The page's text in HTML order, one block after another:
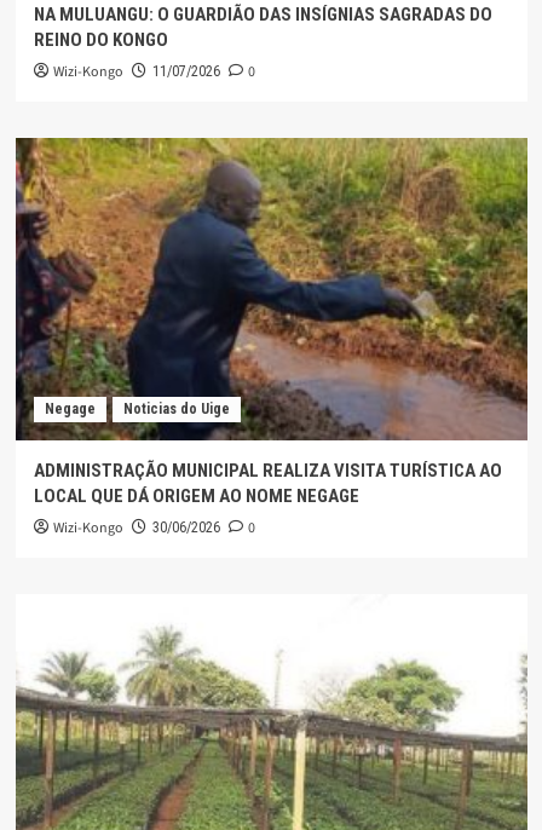
NA MULUANGU: O GUARDIÃO DAS INSÍGNIAS SAGRADAS DO
REINO DO KONGO
Wizi-Kongo 11/07/2026 0
Negage Noticias do Uige
ADMINISTRAÇÃO MUNICIPAL REALIZA VISITA TURÍSTICA AO
LOCAL QUE DÁ ORIGEM AO NOME NEGAGE
Wizi-Kongo 30/06/2026 0